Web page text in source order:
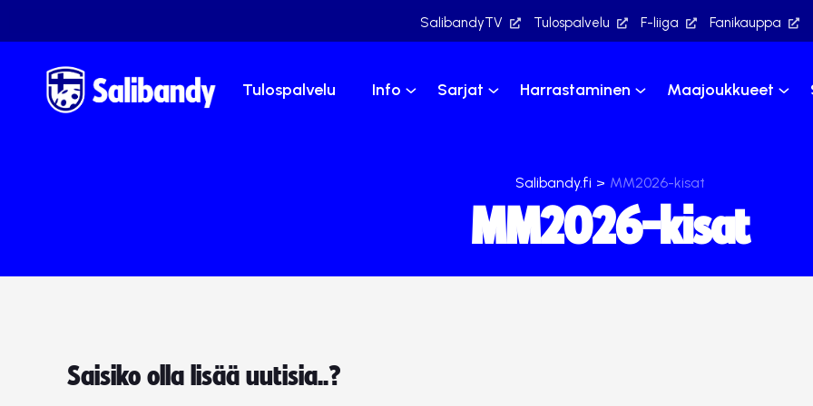
SalibandyTV Tulospalvelu F-liiga Fanikauppa
Tulospalvelu Info Sarjat Harrastaminen Maajoukkueet
Salibandy.fi > MM2026-kisat
MM2026-kisat
Saisiko olla lisää uutisia..?